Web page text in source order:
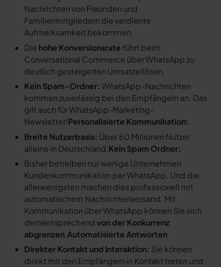
Nachrichten von Freunden und
Familienmitgliedern die verdiente
Aufmerksamkeit bekommen.
Die hohe Konversionsrate führt beim
Conversational Commerce über WhatsApp zu
deutlich gesteigerten Umsatzerlösen.
Kein Spam-Ordner: WhatsApp-Nachrichten
kommen zuverlässig bei den Empfängern an. Das
gilt auch für WhatsApp-Marketing-
Newsletter!Personalisierte Kommunikation:
Breite Nutzerbasis: Über 60 Millionen Nutzer
alleine in Deutschland.Kein Spam Ordner:
Bisher betreiben nur wenige Unternehmen
Kundenkommunikation per WhatsApp. Und die
allerwenigsten machen dies professionell mit
automatischem Nachrichtenversand. Mit
Kommunikation über WhatsApp können Sie sich
dementsprechendvon der Konkurrenz
abgrenzen.Automatisierte Antworten
Direkter Kontakt und Interaktion: Sie können
direkt mit den Empfängern in Kontakt treten und